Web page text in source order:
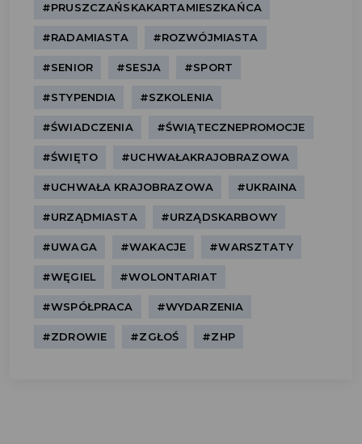
#PRUSZCZAŃSKAKARTAMIESZKAŃCA
#RADAMIASTA #ROZWÓJMIASTA
#SENIOR #SESJA #SPORT
#STYPENDIA #SZKOLENIA
#ŚWIADCZENIA #ŚWIĄTECZNEPROMOCJE
#ŚWIĘTO #UCHWAŁAKRAJOBRAZOWA
#UCHWAŁA KRAJOBRAZOWA #UKRAINA
#URZĄDMIASTA #URZĄDSKARBOWY
#UWAGA #WAKACJE #WARSZTATY
#WĘGIEL #WOLONTARIAT
#WSPÓŁPRACA #WYDARZENIA
#ZDROWIE #ZGŁOŚ #ZHP